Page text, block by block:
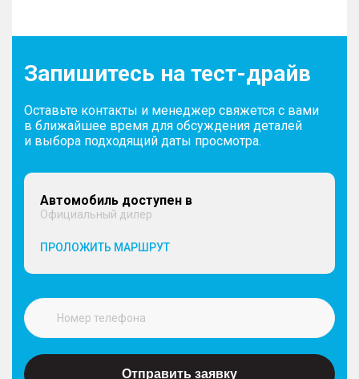
Запишитесь на тест-драйв
Оставьте контакты и менеджер свяжется с вами
в ближайшее время для обсуждения деталей
и выбора подходящий даты просмотра.
Автомобиль доступен в
Официальный дилер
ПРОЛОЖИТЬ МАРШРУТ
Отправить заявку